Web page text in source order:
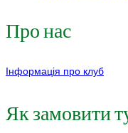
Про нас
Інформація про клуб
Як замовити